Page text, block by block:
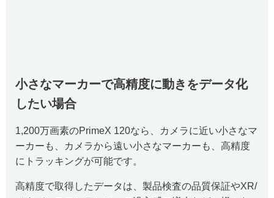
小さなマーカーで高精度に動きをデータ化
したい場合
1,200万画素のPrimeX 120なら、カメラに近い小さなマ
ーカーも、カメラから遠い小さなマーカーも、高精度
にトラッキングが可能です。
高精度で取得したデータは、製品検査の品質保証やXR/